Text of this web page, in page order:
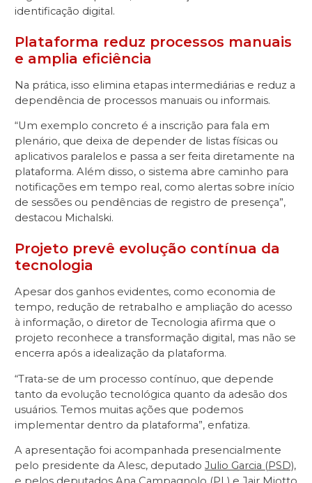
identificação digital.
Plataforma reduz processos manuais
e amplia eficiência
Na prática, isso elimina etapas intermediárias e reduz a
dependência de processos manuais ou informais.
“Um exemplo concreto é a inscrição para fala em
plenário, que deixa de depender de listas físicas ou
aplicativos paralelos e passa a ser feita diretamente na
plataforma. Além disso, o sistema abre caminho para
notificações em tempo real, como alertas sobre início
de sessões ou pendências de registro de presença”,
destacou Michalski.
Projeto prevê evolução contínua da
tecnologia
Apesar dos ganhos evidentes, como economia de
tempo, redução de retrabalho e ampliação do acesso
à informação, o diretor de Tecnologia afirma que o
projeto reconhece a transformação digital, mas não se
encerra após a idealização da plataforma.
“Trata-se de um processo contínuo, que depende
tanto da evolução tecnológica quanto da adesão dos
usuários. Temos muitas ações que podemos
implementar dentro da plataforma”, enfatiza.
A apresentação foi acompanhada presencialmente
pelo presidente da Alesc, deputado Julio Garcia (PSD),